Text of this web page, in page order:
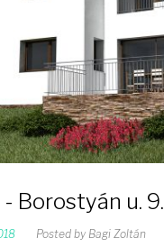
Borostyán u. 9.
Posted by Bagi Zoltán